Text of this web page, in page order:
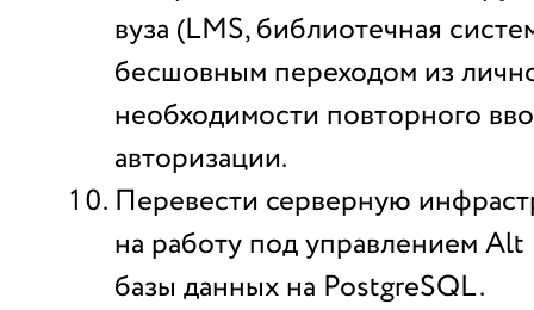
вуза (LMS, библиотечная
бесшовным переходом из
необходимости повторного
авторизации.
Перевести серверную
на работу под управлением
базы данных на PostgreSQL.